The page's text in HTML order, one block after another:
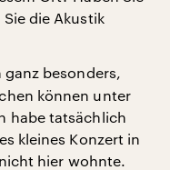
die Akustik
besonders,
können unter
habe tatsächlich
kleines Konzert in
hier wohnte.